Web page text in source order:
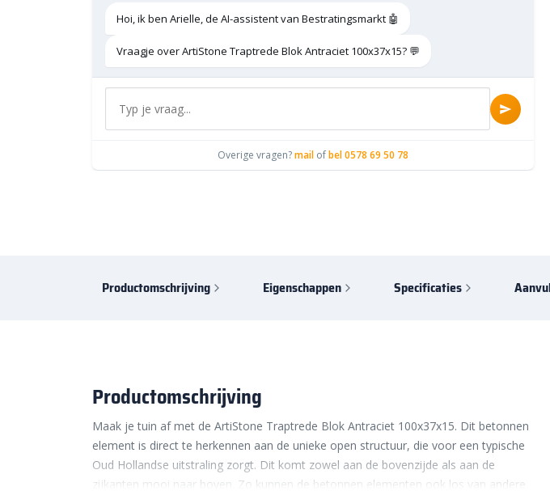
Hoi, ik ben Arielle, de AI-assistent van Bestratingsmarkt 🤖
Vraagje over ArtiStone Traptrede Blok Antraciet 100x37x15? 💬
Overige vragen?mail ofbel 0578 69 50 78
Productomschrijving Eigenschappen Specificaties
Productomschrijving
Maak je tuin af met de ArtiStone Traptrede Blok Antraciet 100x37x15. Dit betonnen
element is direct te herkennen aan de unieke open structuur, die voor een typische
Oud Hollandse uitstraling zorgt. Dit komt zowel aan de bovenzijde als aan de
zijkanten mooi naar boven. Zo kunnen de betonnen elementen ook los van andere